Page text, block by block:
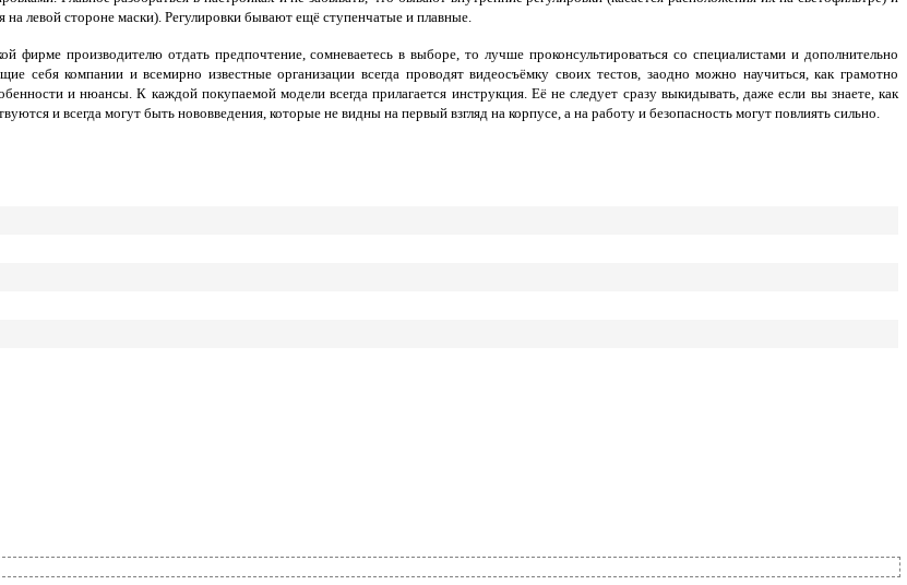
на левой стороне маски). Регулировки бывают ещё ступенчатые и плавные.
фирме производителю отдать предпочтение, сомневаетесь в выборе, то лучше проконсультироваться со специалистами и дополнительно
себя компании и всемирно известные организации всегда проводят видеосъёмку своих тестов, заодно можно научиться, как грамотно
и нюансы. К каждой покупаемой модели всегда прилагается инструкция. Её не следует сразу выкидывать, даже если вы знаете, как
и всегда могут быть нововведения, которые не видны на первый взгляд на корпусе, а на работу и безопасность могут повлиять сильно.